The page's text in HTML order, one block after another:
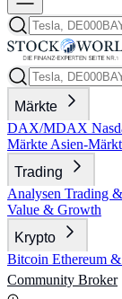
Märkte
DAX/MDAX
Märkte Asien-
Trading
Analysen Trading
Value & Growth
Krypto
Bitcoin Ethereum
Community Broker